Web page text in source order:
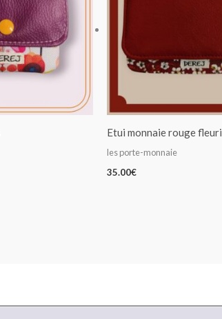
Etui monnaie rouge fleuri
les porte-monnaie
35.00€